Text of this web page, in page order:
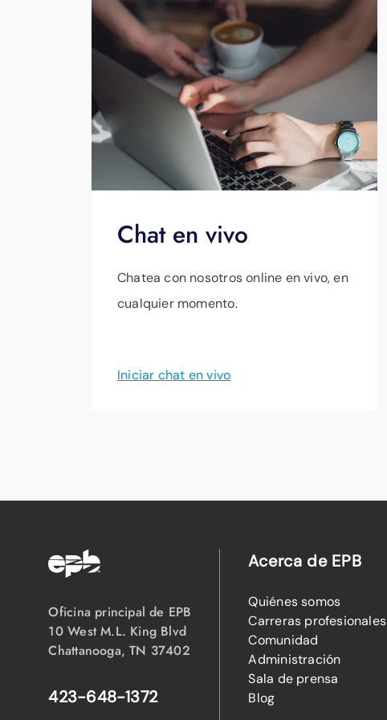
Chat en vivo
Chatea con nosotros online en vivo, en
cualquier momento.
Iniciar chat en vivo
Oficina principal de EPB
10 West M.L. King Blvd
Chattanooga, TN 37402
423-648-1372
Acerca de EPB
Quiénes somos
Carreras profesionales
Comunidad
Administración
Sala de prensa
Blog